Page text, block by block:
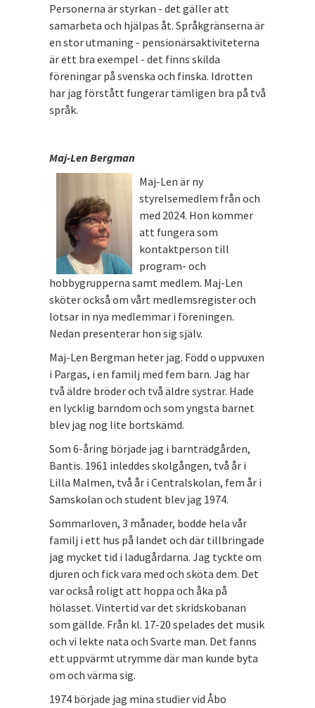
Personerna är styrkan - det gäller att
samarbeta och hjälpas åt. Språkgränserna är
en stor utmaning - pensionärsaktiviteterna
är ett bra exempel - det finns skilda
föreningar på svenska och finska. Idrotten
har jag förstått fungerar tämligen bra på två
språk.
Maj-Len Bergman
Maj-Len är ny
styrelsemedlem från och
med 2024. Hon kommer
att fungera som
kontaktperson till
program- och
hobbygrupperna samt medlem. Maj-Len
sköter också om vårt medlemsregister och
lotsar in nya medlemmar i föreningen.
Nedan presenterar hon sig själv.
Maj-Len Bergman heter jag. Född o uppvuxen
i Pargas, i en familj med fem barn. Jag har
två äldre bröder och två äldre systrar. Hade
en lycklig barndom och som yngsta barnet
blev jag nog lite bortskämd.
Som 6-åring började jag i barnträdgården,
Bantis. 1961 inleddes skolgången, två år i
Lilla Malmen, två år i Centralskolan, fem år i
Samskolan och student blev jag 1974.
Sommarloven, 3 månader, bodde hela vår
familj i ett hus på landet och där tillbringade
jag mycket tid i ladugårdarna. Jag tyckte om
djuren och fick vara med och sköta dem. Det
var också roligt att hoppa och åka på
hölasset. Vintertid var det skridskobanan
som gällde. Från kl. 17-20 spelades det musik
och vi lekte nata och Svarte man. Det fanns
ett uppvärmt utrymme där man kunde byta
om och värma sig.
1974 började jag mina studier vid Åbo